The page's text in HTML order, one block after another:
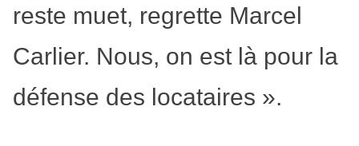
reste muet, regrette Marcel
Carlier. Nous, on est là pour la
défense des locataires ».